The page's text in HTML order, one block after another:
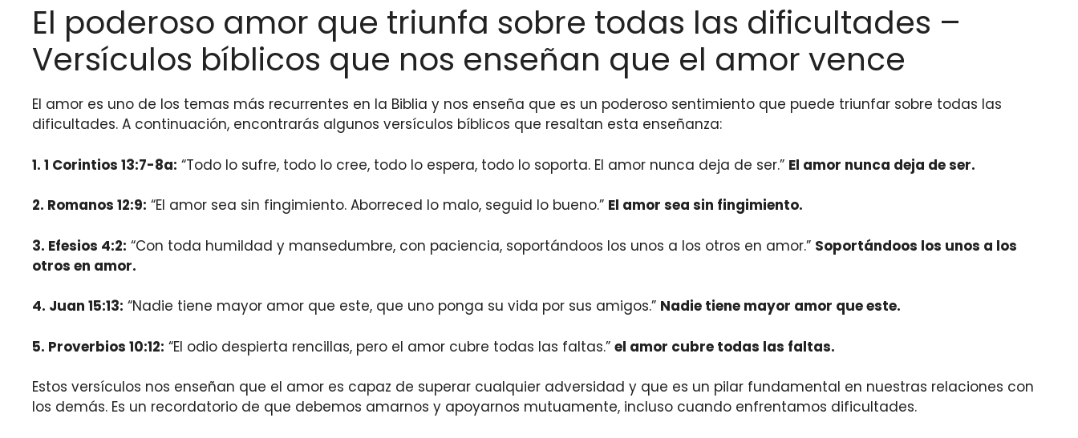
El poderoso amor que triunfa sobre todas las dificultades –
Versículos bíblicos que nos enseñan que el amor vence
El amor es uno de los temas más recurrentes en la Biblia y nos enseña que es un poderoso sentimiento que puede triunfar sobre todas las
dificultades. A continuación, encontrarás algunos versículos bíblicos que resaltan esta enseñanza:
1. 1 Corintios 13:7-8a: “Todo lo sufre, todo lo cree, todo lo espera, todo lo soporta. El amor nunca deja de ser.” El amor nunca deja de ser.
2. Romanos 12:9: “El amor sea sin fingimiento. Aborreced lo malo, seguid lo bueno.” El amor sea sin fingimiento.
3. Efesios 4:2: “Con toda humildad y mansedumbre, con paciencia, soportándoos los unos a los otros en amor.” Soportándoos los unos a los
otros en amor.
4. Juan 15:13: “Nadie tiene mayor amor que este, que uno ponga su vida por sus amigos.” Nadie tiene mayor amor que este.
5. Proverbios 10:12: “El odio despierta rencillas, pero el amor cubre todas las faltas.” el amor cubre todas las faltas.
Estos versículos nos enseñan que el amor es capaz de superar cualquier adversidad y que es un pilar fundamental en nuestras relaciones con
los demás. Es un recordatorio de que debemos amarnos y apoyarnos mutuamente, incluso cuando enfrentamos dificultades.